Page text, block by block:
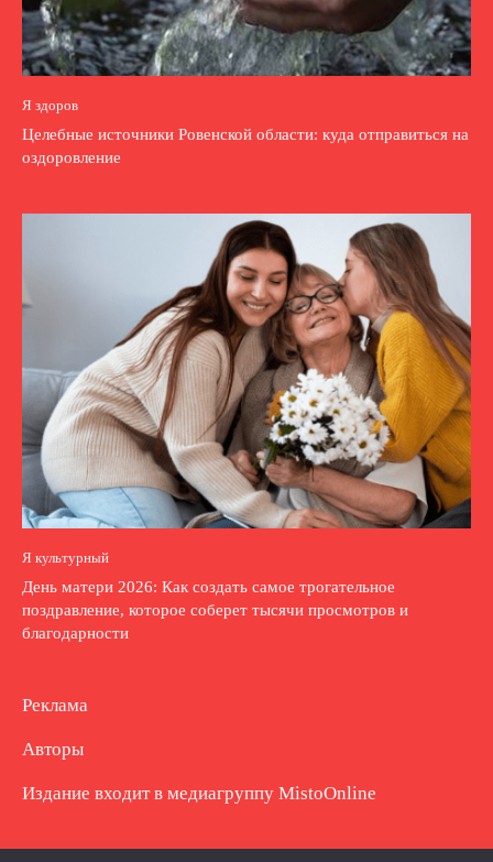
Я здоров
Целебные источники Ровенской области: куда отправиться на
оздоровление
Я культурный
День матери 2026: Как создать самое трогательное
поздравление, которое соберет тысячи просмотров и
благодарности
Реклама
Авторы
Издание входит в медиагруппу MistoOnline